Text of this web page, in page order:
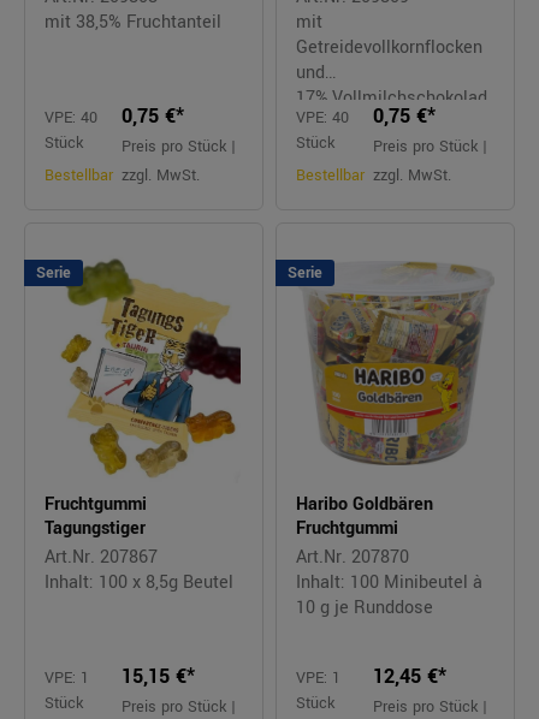
mit 38,5% Fruchtanteil
VPE: 40
Stück
Bestellbar
0,75 €*
Preis pro Stück |
zzgl. MwSt.
mit
Getreidevollkornflocken
und
17%,Vollmilchschokolad
e
VPE: 40
Stück
Bestellbar
0,75 €*
Preis pro Stück |
zzgl. MwSt.
Serie
Fruchtgummi
Tagungstiger
Art.Nr. 207867
Inhalt: 100 x 8,5g Beutel
VPE: 1
Stück
15,15 €*
Preis pro Stück |
Serie
Haribo Goldbären
Fruchtgummi
Art.Nr. 207870
Inhalt: 100 Minibeutel à
10 g je Runddose
VPE: 1
Stück
12,45 €*
Preis pro Stück |